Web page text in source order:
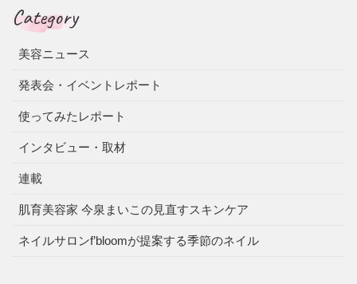
Category
美容ニュース
発表会・イベントレポート
使ってみたレポート
インタビュー・取材
連載
肌育美容家 今泉まいこの見直すスキンケア
ネイルサロンf’bloomが提案する季節のネイル